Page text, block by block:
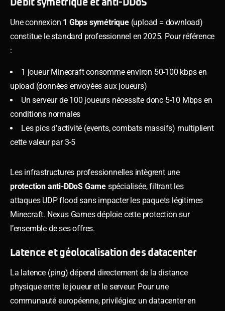
Débit symétrique et anti-DDoS
Une connexion 1 Gbps symétrique(upload = download)
constitue le standard professionnel en 2025. Pour référence
:
1 joueur Minecraft consomme environ 50-100 kbps en
upload (données envoyées aux joueurs)
Un serveur de 100 joueurs nécessite donc 5-10 Mbps en
conditions normales
Les pics d’activité (events, combats massifs) multiplient
cette valeur par 3-5
Les infrastructures professionnelles intègrent une
protection anti-DDoS Game spécialisée, filtrant les
attaques UDP flood sans impacter les paquets légitimes
Minecraft. Nexus Games déploie cette protection sur
l’ensemble de ses offres.
Latence et géolocalisation des datacenter
La latence (ping) dépend directement de la distance
physique entre le joueur et le serveur. Pour une
communauté européenne, privilégiez un datacenter en